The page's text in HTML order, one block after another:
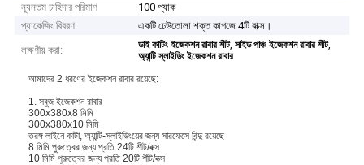
ন্যূনতম চাহিদার পরিমাণ
100 প্যাক
প্যাকেজিং বিবরণ
একটি ঢেউতোলা শক্ত কাগজে 4টি বাক্স।
লক্ষণীয় করা:
ডাই কাটিং ইজেকশন রাবার শীট,সাইড পাঞ্চ ইজেকশন রাবার শীট,
অ্যান্টি স্লাইডিং ইজেকশন রাবার
আমাদের 2 ধরণের ইজেকশন রাবার রয়েছে:
1. সবুজ ইজেকশন রাবার
300x380x8 মিমি
300x380x10 মিমি
তরঙ্গ লাইনে কাটা, অ্যান্টি-স্লাইডিংয়ের জন্য সারফেসে বিন্দু রয়েছে
8 মিমি পুরুত্বের জন্য প্রতি 24টি শীট/বক্স
10 মিমি পুরুত্বের জন্য প্রতি 20টি শীট/বক্স